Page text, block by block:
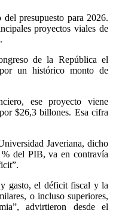
presupuesto para 2026.
proyectos viales de
de la República el
un histórico monto de
ese proyecto viene
$26,3 billones. Esa cifra
Javeriana, dicho
del PIB, va en contravía
y gasto, el déficit fiscal y la
o incluso superiores,
advirtieron desde el